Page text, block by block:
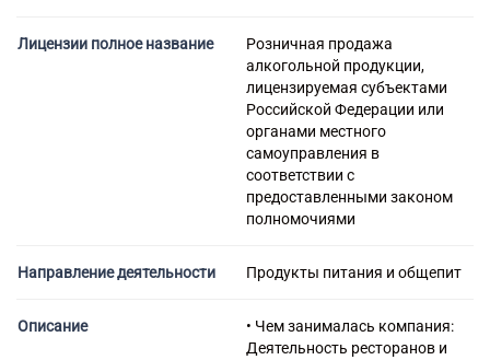
56.21 Деятельность
предприятий общественного
питания по обслуживанию
торжественных мероприятий
56.29 Деятельность
предприятий общественного
питания по прочим видам
организации питания
Лицензии полное название
Розничная продажа
алкогольной продукции,
лицензируемая субъектами
Российской Федерации или
органами местного
самоуправления в
соответствии с
предоставленными законом
полномочиями
Направление деятельности Продукты питания и общепит
Описание
• Чем занималась компания:
Деятельность ресторанов и